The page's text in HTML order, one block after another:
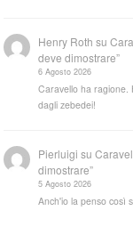
Henry Roth su
deve dimostrare”
6 Agosto 2026
Caravello ha ragione.
dagli zebedei!
Pierluigi su
dimostrare”
5 Agosto 2026
Anch'io la penso così